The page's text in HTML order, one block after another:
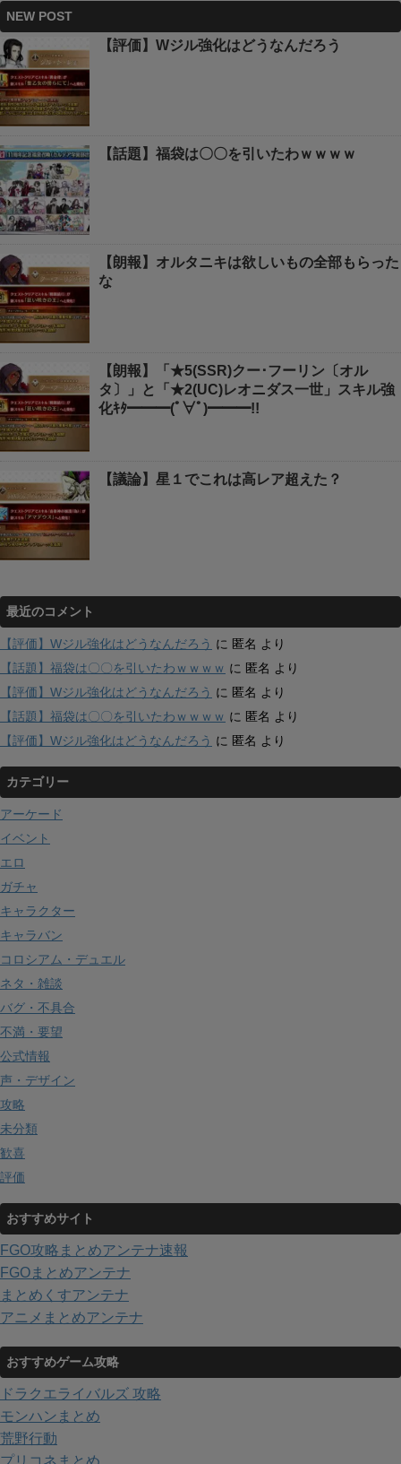
NEW POST
【評価】Wジル強化はどうなんだろう
【話題】福袋は〇〇を引いたわｗｗｗｗ
【朗報】オルタニキは欲しいもの全部もらった
な
【朗報】「★5(SSR)クー･フーリン〔オル
タ〕」と「★2(UC)レオニダス一世」スキル強
化ｷﾀ━━━(ﾟ∀ﾟ)━━━!!
【議論】星１でこれは高レア超えた？
最近のコメント
【評価】Wジル強化はどうなんだろう に 匿名 より
【話題】福袋は〇〇を引いたわｗｗｗｗ に 匿名 より
【評価】Wジル強化はどうなんだろう に 匿名 より
【話題】福袋は〇〇を引いたわｗｗｗｗ に 匿名 より
【評価】Wジル強化はどうなんだろう に 匿名 より
カテゴリー
アーケード
イベント
エロ
ガチャ
キャラクター
キャラバン
コロシアム・デュエル
ネタ・雑談
バグ・不具合
不満・要望
公式情報
声・デザイン
攻略
未分類
歓喜
評価
おすすめサイト
FGO攻略まとめアンテナ速報
FGOまとめアンテナ
まとめくすアンテナ
アニメまとめアンテナ
おすすめゲーム攻略
ドラクエライバルズ 攻略
モンハンまとめ
荒野行動
プリコネまとめ